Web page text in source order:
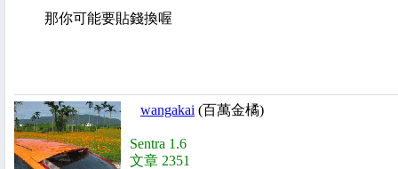
那你可能要貼錢換喔
wangakai (百萬金橘)
Sentra 1.6
文章 2351